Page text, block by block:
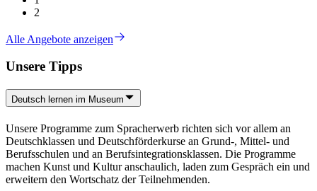
2
Alle Angebote anzeigen
Unsere Tipps
Deutsch lernen im Museum
Unsere Programme zum Spracherwerb richten sich vor allem an
Deutschklassen und Deutschförderkurse an Grund-, Mittel- und
Berufsschulen und an Berufsintegrationsklassen. Die Programme
machen Kunst und Kultur anschaulich, laden zum Gespräch ein und
erweitern den Wortschatz der Teilnehmenden.